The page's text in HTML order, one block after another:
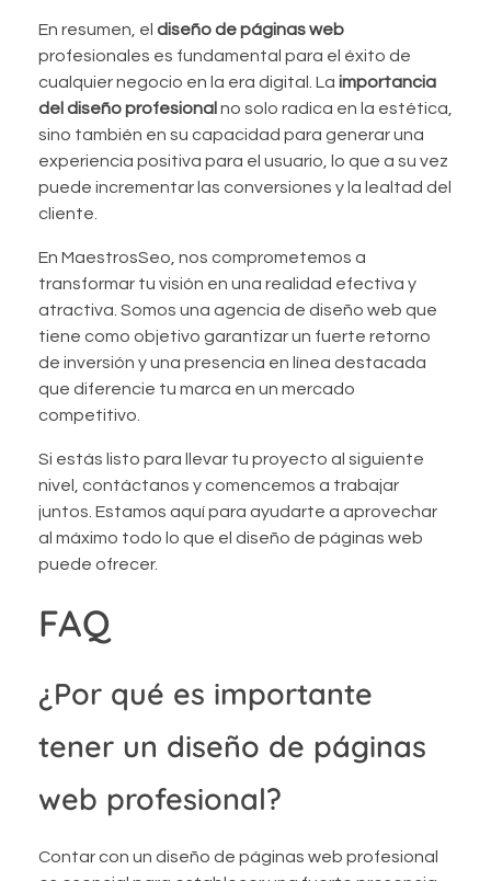
En resumen, el diseño de páginas web
profesionales es fundamental para el éxito de
cualquier negocio en la era digital. La importancia
del diseño profesional no solo radica en la estética,
sino también en su capacidad para generar una
experiencia positiva para el usuario, lo que a su vez
puede incrementar las conversiones y la lealtad del
cliente.
En MaestrosSeo, nos comprometemos a
transformar tu visión en una realidad efectiva y
atractiva. Somos una agencia de diseño web que
tiene como objetivo garantizar un fuerte retorno
de inversión y una presencia en línea destacada
que diferencie tu marca en un mercado
competitivo.
Si estás listo para llevar tu proyecto al siguiente
nivel, contáctanos y comencemos a trabajar
juntos. Estamos aquí para ayudarte a aprovechar
al máximo todo lo que el diseño de páginas web
puede ofrecer.
FAQ
¿Por qué es importante
tener un diseño de páginas
web profesional?
Contar con un diseño de páginas web profesional